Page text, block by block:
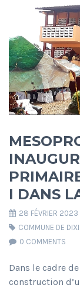
I DANS
28 FÉVRIER 2023
COMMUNE DE
0 COMMENTS
Dans le cadre
construction